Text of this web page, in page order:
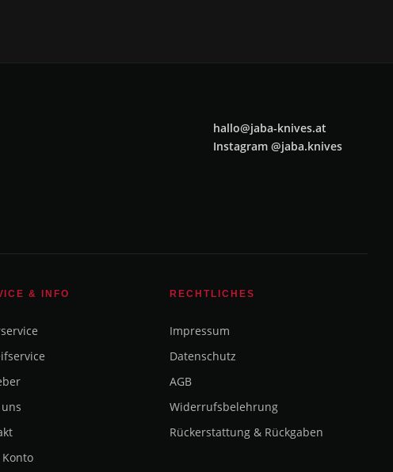
hallo@jaba-knives.at
Instagram @jaba.knives
& INFO RECHTLICHES
Impressum
Datenschutz
AGB
Widerrufsbelehrung
Rückerstattung & Rückgaben